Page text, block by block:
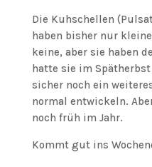
Die Kuhschellen
haben bisher nur
keine, aber sie haben
hatte sie im
sicher noch ein
normal entwickeln.
noch früh im Jahr.
Kommt gut ins